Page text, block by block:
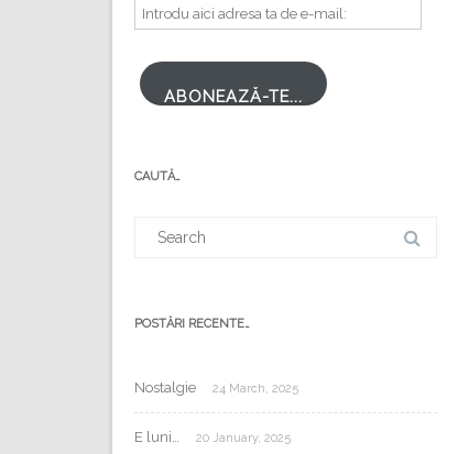
Introdu
adresa
ta
mail:
ABONEAZĂ-TE...
CAUTĂ…
POSTĂRI RECENTE…
Nostalgie 24 March, 2025
E luni… 20 January, 2025